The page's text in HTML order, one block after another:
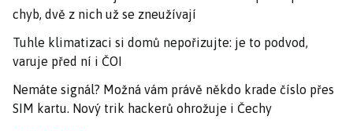
chyb, dvě z nich už se zneužívají
Tuhle klimatizaci si domů nepořizujte: je to podvod,
varuje před ní i ČOI
Nemáte signál? Možná vám právě někdo krade číslo přes
SIM kartu. Nový trik hackerů ohrožuje i Čechy